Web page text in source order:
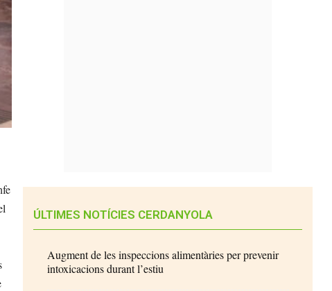
ÚLTIMES NOTÍCIES CERDANYOLA
Augment de les inspeccions alimentàries per prevenir
intoxicacions durant l’estiu